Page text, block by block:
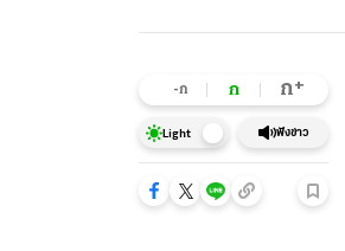
-ก ก ก+
Light ฟังข่าว